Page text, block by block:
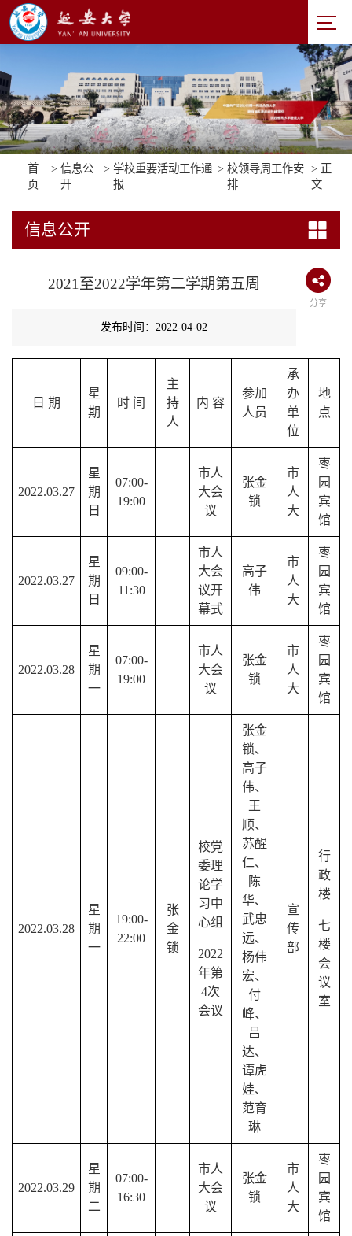
首
页
> 信息公
开
> 学校重要活动工作通
报
> 校领导周工作安
排
> 正
文
信息公开
2021至2022学年第二学期第五周
分享
发布时间：2022-04-02
日 期
星
期
时 间
主
持
人
内 容
参加
人员
承
办
单
位
地
点
2022.03.27
星
期
日
07:00-
19:00
市人
大会
议
张金
锁
市
人
大
枣
园
宾
馆
2022.03.27
星
期
日
09:00-
11:30
市人
大会
议开
幕式
高子
伟
市
人
大
枣
园
宾
馆
2022.03.28
星
期
一
07:00-
19:00
市人
大会
议
张金
锁
市
人
大
枣
园
宾
馆
2022.03.28
星
期
一
19:00-
22:00
张
金
锁
校党
委理
论学
习中
心组
2022
年第
4次
会议
张金
锁、
高子
伟、
王
顺、
苏醒
仁、
陈
华、
武忠
远、
杨伟
宏、
付
峰、
吕
达、
谭虎
娃、
范育
琳
宣
传
部
行
政
楼
七
楼
会
议
室
2022.03.29
星
期
二
07:00-
16:30
市人
大会
议
张金
锁
市
人
大
枣
园
宾
馆